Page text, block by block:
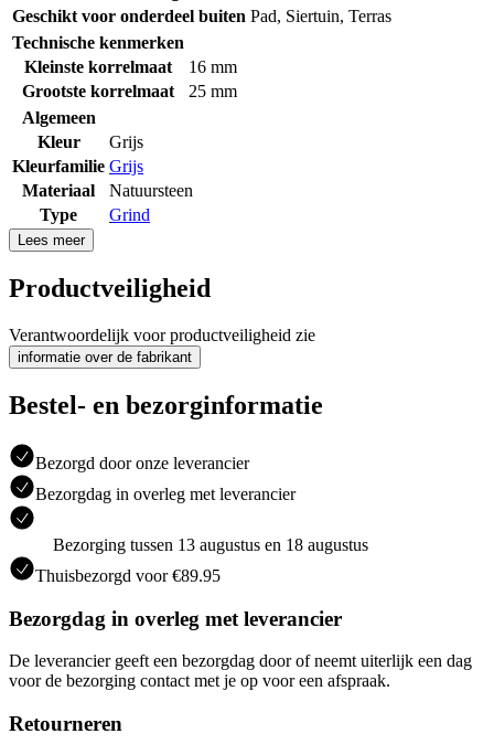
Geschikt voor onderdeel buiten Pad, Siertuin, Terras
Technische kenmerken
Kleinste korrelmaat
16 mm
Grootste korrelmaat
25 mm
Algemeen
Kleur
Grijs
Kleurfamilie Grijs
Materiaal
Natuursteen
Type
Grind
Lees meer
Productveiligheid
Verantwoordelijk voor productveiligheid zie
informatie over de fabrikant
Bestel- en bezorginformatie
Bezorgd door onze leverancier
Bezorgdag in overleg met leverancier
Bezorging tussen 13 augustus en 18 augustus
Thuisbezorgd voor €89.95
Bezorgdag in overleg met leverancier
De leverancier geeft een bezorgdag door of neemt uiterlijk een dag
voor de bezorging contact met je op voor een afspraak.
Retourneren